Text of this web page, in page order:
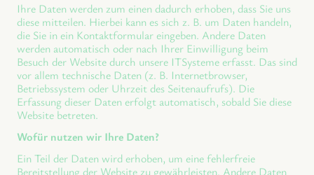
Ihre Daten werden zum einen dadurch erhoben, dass Sie uns
diese mitteilen. Hierbei kann es sich z. B. um Daten handeln,
die Sie in ein Kontaktformular eingeben. Andere Daten
werden automatisch oder nach Ihrer Einwilligung beim
Besuch der Website durch unsere ITSysteme erfasst. Das sind
vor allem technische Daten (z. B. Internetbrowser,
Betriebssystem oder Uhrzeit des Seitenaufrufs). Die
Erfassung dieser Daten erfolgt automatisch, sobald Sie diese
Website betreten.
Wofür nutzen wir Ihre Daten?
Ein Teil der Daten wird erhoben, um eine fehlerfreie
Bereitstellung der Website zu gewährleisten. Andere Daten